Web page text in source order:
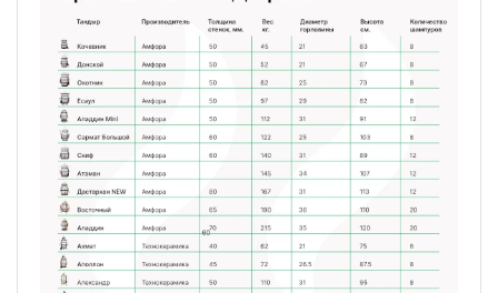
Вес,кг 70
Найти похожие